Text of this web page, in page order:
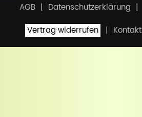
AGB Datenschutzerklärung
Vertrag widerrufen
Kontakt